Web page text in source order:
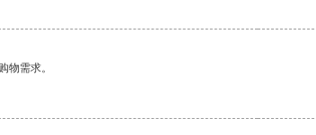
物需求。